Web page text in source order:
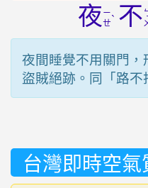
夜 ㄧ
ㄝˋ 不
夜間睡覺不用關門，
盜賊絕跡。同「路不
台灣即時空氣